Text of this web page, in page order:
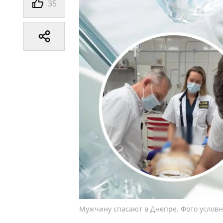
35
Мужчину спасают в Днепре. Фото